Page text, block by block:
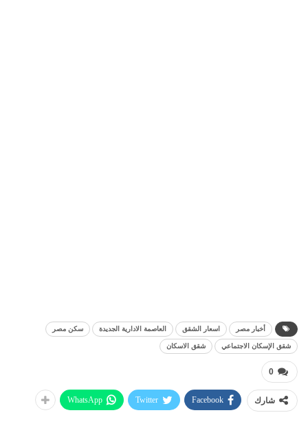
أخبار مصر اسعار الشقق العاصمة الادارية الجديدة سكن مصر
شقق الإسكان الاجتماعي شقق الاسكان
0
شارك Facebook
Twitter
WhatsApp